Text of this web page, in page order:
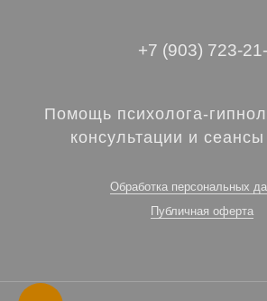
+7 (903) 723-
Помощь психолога-
консультации и сеансы
Обработка персональных
Публичная оферта